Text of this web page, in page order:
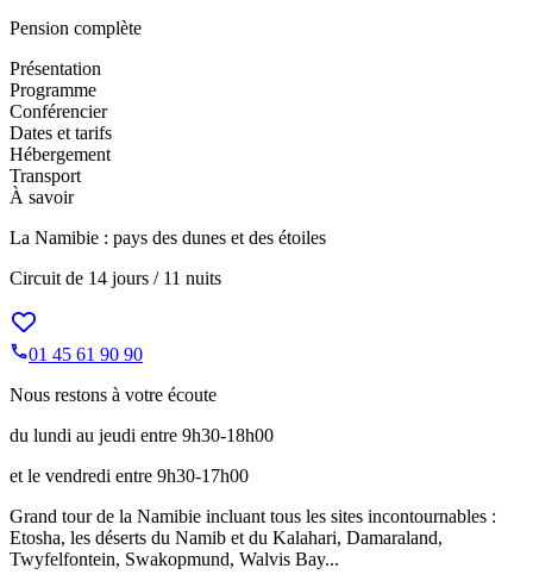
Pension complète
Présentation
Programme
Conférencier
Dates et tarifs
Hébergement
Transport
À savoir
La Namibie : pays des dunes et des étoiles
Circuit de 14 jours / 11 nuits
01 45 61 90 90
Nous restons à votre écoute
du lundi au jeudi entre 9h30-18h00
et le vendredi entre 9h30-17h00
Grand tour de la Namibie incluant tous les sites incontournables :
Etosha, les déserts du Namib et du Kalahari, Damaraland,
Twyfelfontein, Swakopmund, Walvis Bay...